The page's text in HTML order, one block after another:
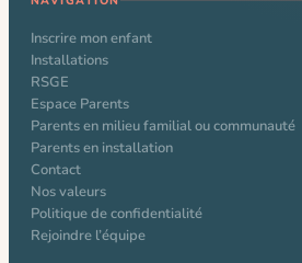
Inscrire mon enfant
Installations
RSGE
Espace Parents
Parents en milieu familial ou communauté
Parents en installation
Contact
Nos valeurs
Politique de confidentialité
Rejoindre l’équipe